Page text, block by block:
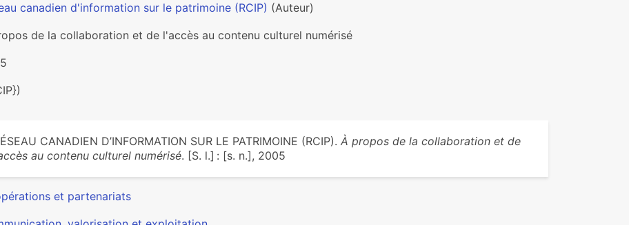
canadien d'information sur le patrimoine (RCIP) (Auteur)
de la collaboration et de l'accès au contenu culturel numérisé
CANADIEN D’INFORMATION SUR LE PATRIMOINE (RCIP). À propos de la collaboration et de
au contenu culturel numérisé. [S. l.] : [s. n.], 2005
et partenariats